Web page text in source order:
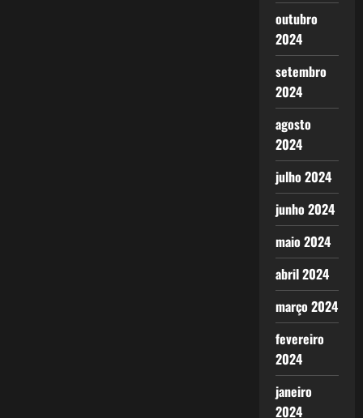
outubro
2024
setembro
2024
agosto
2024
julho 2024
junho 2024
maio 2024
abril 2024
março 2024
fevereiro
2024
janeiro
2024